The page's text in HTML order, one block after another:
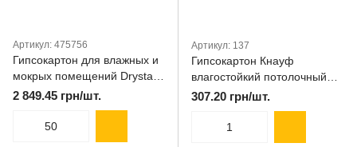
Артикул: 475756
Гипсокартон для влажных и
мокрых помещений Drystar
Board плита 12,5 мм
2500x1250 Knauf Кнауф
2 849.45 грн/шт.
Артикул: 137
Гипсокартон Кнауф
влагостойкий потолочный
2000*1200*9,5 мм Knauf
307.20 грн/шт.